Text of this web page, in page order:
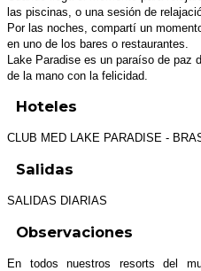
las piscinas, o una sesión de
Por las noches, compartí un
en uno de los bares o restaurantes.
Lake Paradise es un paraíso de paz
de la mano con la felicidad.
Hoteles
CLUB MED LAKE PARADISE -
Salidas
SALIDAS DIARIAS
Observaciones
En todos nuestros resorts del